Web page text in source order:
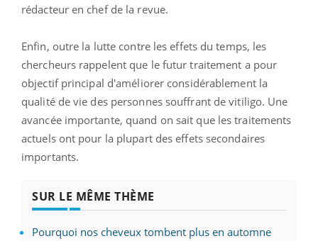
rédacteur en chef de la revue.
Enfin, outre la lutte contre les effets du temps, les
chercheurs rappelent que le futur traitement a pour
objectif principal d'améliorer considérablement la
qualité de vie des personnes souffrant de vitiligo. Une
avancée importante, quand on sait que les traitements
actuels ont pour la plupart des effets secondaires
importants.
SUR LE MÊME THÈME
Pourquoi nos cheveux tombent plus en automne